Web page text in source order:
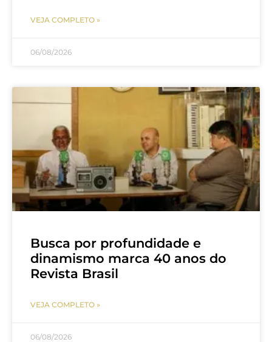
VEJA COMPLETO »
06/08/2026
Busca por profundidade e
dinamismo marca 40 anos do
Revista Brasil
VEJA COMPLETO »
06/08/2026